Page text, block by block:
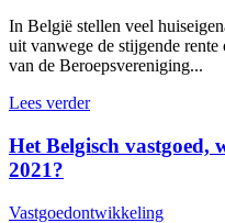
In België stellen veel
uit vanwege de stijgende
van de Beroepsvereniging...
Lees verder
Het Belgisch vastgoed,
2021?
Vastgoedontwikkeling